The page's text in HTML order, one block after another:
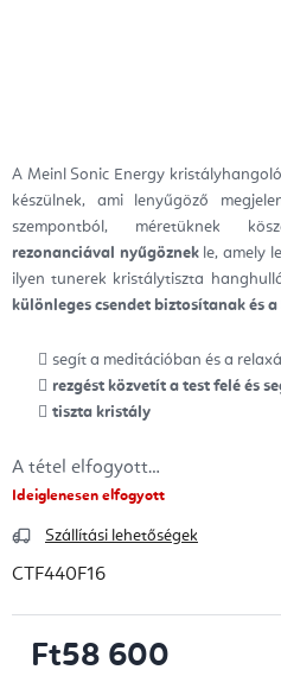
A Meinl Sonic Energy
készülnek, ami lenyűgöző
szempontból, méretüknek
rezonanciával nyűgöznekle, amely
ilyen tunerek kristálytiszta
különleges csendet biztosítanak és
segít a meditációban és a
rezgést közvetít a test felé és
tiszta kristály
A tétel elfogyott…
Ideiglenesen elfogyott
Szállítási lehetőségek
CTF440F16
Ft58 600